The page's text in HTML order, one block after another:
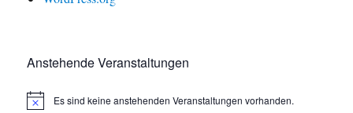
Anstehende Veranstaltungen
H
Es sind keine anstehenden Veranstaltungen vorhanden.